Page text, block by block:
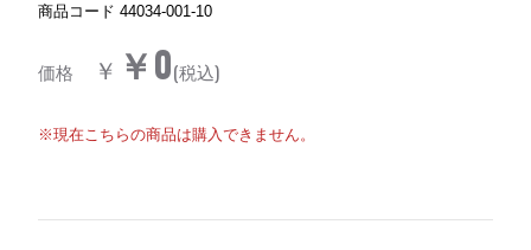
商品コード 44034-001-10
価格 ￥ ￥0(税込)
※現在こちらの商品は購入できません。